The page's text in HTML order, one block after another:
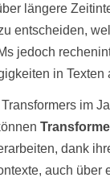
längere
entscheiden,
jedoch
in Texten
im
dank
auch über